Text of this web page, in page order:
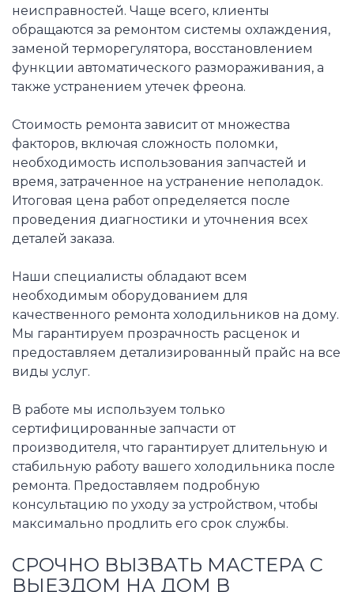
неисправностей. Чаще всего, клиенты
обращаются за ремонтом системы охлаждения,
заменой терморегулятора, восстановлением
функции автоматического размораживания, а
также устранением утечек фреона.
Стоимость ремонта зависит от множества
факторов, включая сложность поломки,
необходимость использования запчастей и
время, затраченное на устранение неполадок.
Итоговая цена работ определяется после
проведения диагностики и уточнения всех
деталей заказа.
Наши специалисты обладают всем
необходимым оборудованием для
качественного ремонта холодильников на дому.
Мы гарантируем прозрачность расценок и
предоставляем детализированный прайс на все
виды услуг.
В работе мы используем только
сертифицированные запчасти от
производителя, что гарантирует длительную и
стабильную работу вашего холодильника после
ремонта. Предоставляем подробную
консультацию по уходу за устройством, чтобы
максимально продлить его срок службы.
СРОЧНО ВЫЗВАТЬ МАСТЕРА С
ВЫЕЗДОМ НА ДОМ В